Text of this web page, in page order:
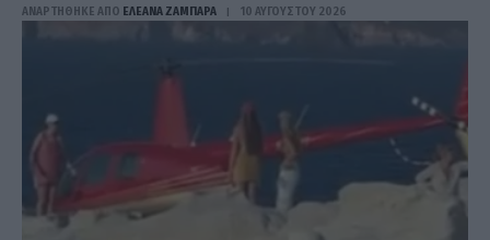
ΑΝΑΡΤΗΘΗΚΕ ΑΠΟ ΕΛΕΑΝΑ ΖΑΜΠΑΡΑ 10 ΑΥΓΟΎΣΤΟΥ 2026